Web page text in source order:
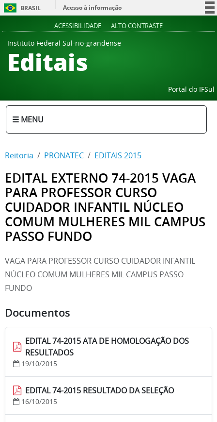
BRASIL
Acesso à informação
ACESSIBILIDADE ALTO CONTRASTE
Instituto Federal Sul-rio-grandense
Editais
Portal do IFSul
☰ MENU
Reitoria PRONATEC EDITAIS 2015
EDITAL EXTERNO 74-2015 VAGA
PARA PROFESSOR CURSO
CUIDADOR INFANTIL NÚCLEO
COMUM MULHERES MIL CAMPUS
PASSO FUNDO
VAGA PARA PROFESSOR CURSO CUIDADOR INFANTIL
NÚCLEO COMUM MULHERES MIL CAMPUS PASSO
FUNDO
Documentos
EDITAL 74-2015 ATA DE HOMOLOGAÇÃO DOS
RESULTADOS
19/10/2015
EDITAL 74-2015 RESULTADO DA SELEÇÃO
16/10/2015